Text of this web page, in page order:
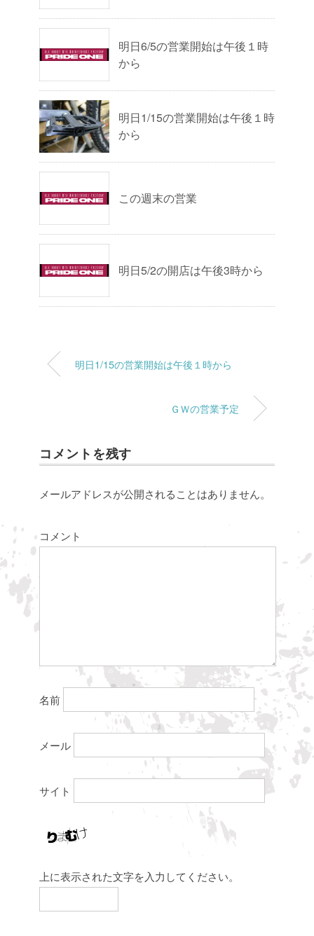
明日6/5の営業開始は午後１時
から
明日1/15の営業開始は午後１時
から
この週末の営業
明日5/2の開店は午後3時から
明日1/15の営業開始は午後１時から
ＧＷの営業予定
コメントを残す
メールアドレスが公開されることはありません。
コメント
名前
メール
サイト
上に表示された文字を入力してください。